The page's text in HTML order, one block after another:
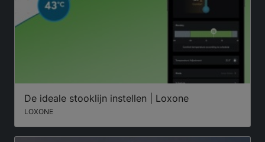
De ideale stooklijn instellen | Loxone
LOXONE